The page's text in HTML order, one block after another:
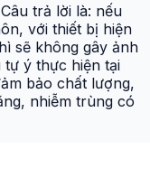
trả lời là: nếu
với thiết bị hiện
sẽ không gây ảnh
tự ý thực hiện tại
bảo chất lượng,
nhiễm trùng có